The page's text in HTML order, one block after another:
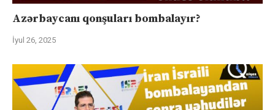
Azərbaycanı qonşuları bombalayır?
İyul 26, 2025